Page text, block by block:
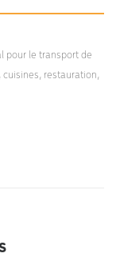
pour le transport de
restauration,